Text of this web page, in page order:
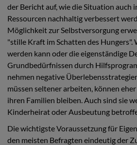
der Bericht auf, wie die Situation auch
Ressourcen nachhaltig verbessert
Möglichkeit zur Selbstversorgung
"stille Kraft im Schatten des Hungers".
werden kann oder die eigenständige
Grundbedürfnissen durch
nehmen negative
müssen seltener arbeiten, können
ihren Familien bleiben. Auch sind sie
Kinderheirat oder Ausbeutung
Die wichtigste Voraussetzung für
den meisten Befragten eindeutig der